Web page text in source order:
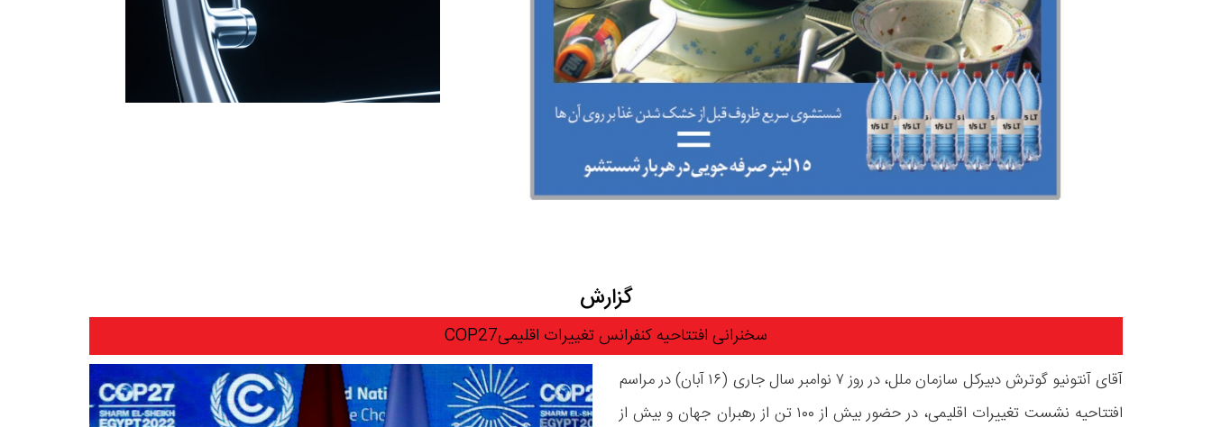
گزارش
سخنرانی افتتاحیه کنفرانس تغییرات اقلیمیCOP27
آقای آنتونیو گوترش دبیرکل سازمان ملل، در روز ۷ نوامبر سال جاری (۱۶ آبان) در مراسم
افتتاحیه نشست تغییرات اقلیمی، در حضور بیش از ۱۰۰ تن از رهبران جهان و بیش از